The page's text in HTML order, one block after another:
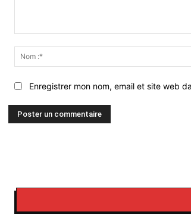
Enregistrer mon nom, email et site web